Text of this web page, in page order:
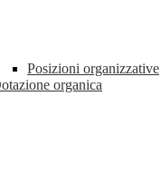
Posizioni organizzative
organica